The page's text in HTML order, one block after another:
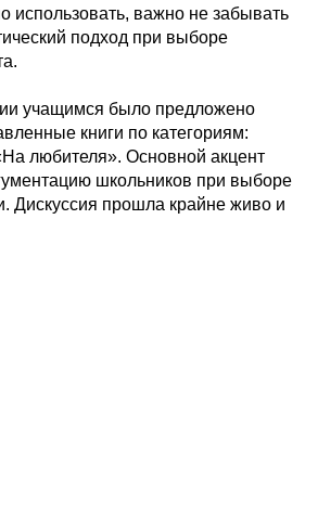
использовать, важно не забывать
подход при выборе
учащимся было предложено
книги по категориям:
любителя». Основной акцент
школьников при выборе
Дискуссия прошла крайне живо и